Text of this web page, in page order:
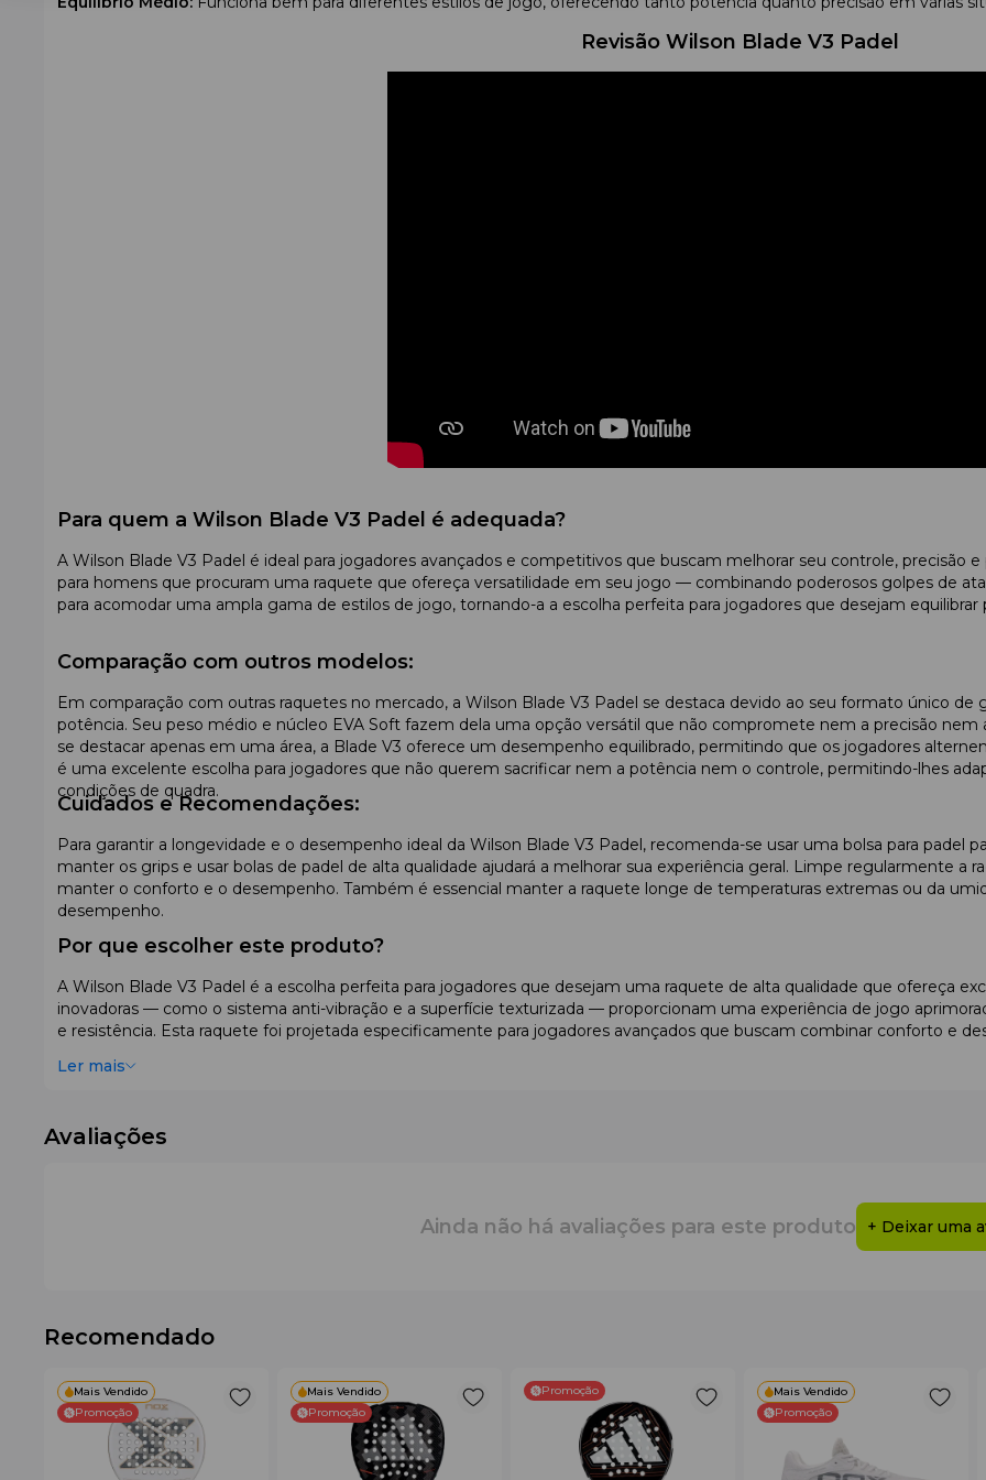
Revisão Wilson Blade V3 Padel
Para quem a Wilson Blade V3 Padel é adequada?
A Wilson Blade V3 Padel é ideal para jogadores avançados e competitivos que buscam melhorar seu controle, precisão
para homens que procuram uma raquete que ofereça versatilidade em seu jogo — combinando poderosos golpes de
para acomodar uma ampla gama de estilos de jogo, tornando-a a escolha perfeita para jogadores que desejam
Comparação com outros modelos:
Em comparação com outras raquetes no mercado, a Wilson Blade V3 Padel se destaca devido ao seu formato único
potência. Seu peso médio e núcleo EVA Soft fazem dela uma opção versátil que não compromete nem a precisão
se destacar apenas em uma área, a Blade V3 oferece um desempenho equilibrado, permitindo que os jogadores
é uma excelente escolha para jogadores que não querem sacrificar nem a potência nem o controle, permitindo-lhes
condições de quadra.
Cuidados e Recomendações:
Para garantir a longevidade e o desempenho ideal da Wilson Blade V3 Padel, recomenda-se usar uma bolsa para padel
manter os grips e usar bolas de padel de alta qualidade ajudará a melhorar sua experiência geral. Limpe regularmente a
manter o conforto e o desempenho. Também é essencial manter a raquete longe de temperaturas extremas ou da
desempenho.
Por que escolher este produto?
A Wilson Blade V3 Padel é a escolha perfeita para jogadores que desejam uma raquete de alta qualidade que ofereça
inovadoras — como o sistema anti-vibração e a superfície texturizada — proporcionam uma experiência de jogo
e resistência. Esta raquete foi projetada especificamente para jogadores avançados que buscam combinar conforto e
Ler mais
Avaliações
Ainda não há avaliações para este produto + Deixar uma
Recomendado
Mais Vendido
Promoção
Mais Vendido
Promoção
Promoção
Mais Vendido
Promoção